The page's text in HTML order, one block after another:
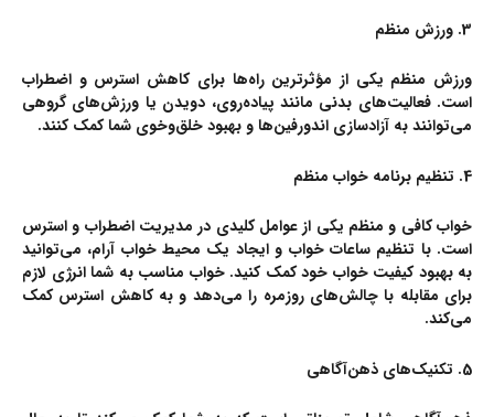
3. ورزش منظم
ورزش منظم یکی از مؤثرترین راه‌ها برای کاهش استرس و اضطراب
است. فعالیت‌های بدنی مانند پیاده‌روی، دویدن یا ورزش‌های گروهی
می‌توانند به آزادسازی اندورفین‌ها و بهبود خلق‌وخوی شما کمک کنند.
4. تنظیم برنامه خواب منظم
خواب کافی و منظم یکی از عوامل کلیدی در مدیریت اضطراب و استرس
است. با تنظیم ساعات خواب و ایجاد یک محیط خواب آرام، می‌توانید
به بهبود کیفیت خواب خود کمک کنید. خواب مناسب به شما انرژی لازم
برای مقابله با چالش‌های روزمره را می‌دهد و به کاهش استرس کمک
می‌کند.
5. تکنیک‌های ذهن‌آگاهی